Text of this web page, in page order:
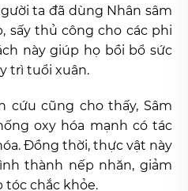
ta đã dùng Nhân sâm
sấy thủ công cho các phi
này giúp họ bồi bổ sức
trì tuổi xuân.
cứu cũng cho thấy, Sâm
oxy hóa mạnh có tác
Đồng thời, thực vật này
thành nếp nhăn, giảm
tóc chắc khỏe.